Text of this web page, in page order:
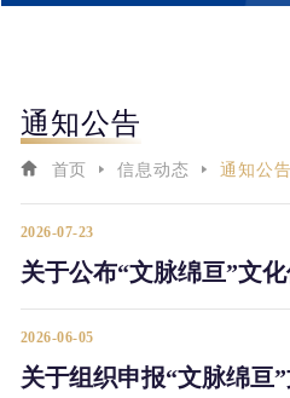
通知公告
首页 信息动态 通知公告
2026-07-23
2026-06-05